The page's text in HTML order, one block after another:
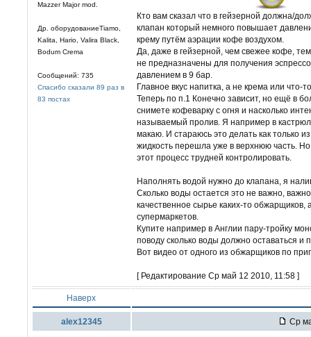
Mazzer Major mod.
Др. оборудованиеTiamo,
Kalita, Hario, Valira Black,
Bodum Crema
Сообщений: 735
Спасибо сказали 89 раз в
83 постах
Кто вам сказал что в гейзерной должна/
клапан который немного повышает
крему путём аэрации кофе воздухом.
Да, даже в гейзерной, чем свежее кофе,
не предназначены для получения
давлением в 9 бар.
Главное вкус напитка, а не крема или что-
Теперь по п.1 Конечно зависит, но ещё в
снимете кофеварку с огня и насколько
называемый пролив. Я например в
макаю. И стараюсь это делать как только
жидкость перешла уже в верхнюю часть.
этот процесс трудней контролировать.
Наполнять водой нужно до клапана, я
Сколько воды остается это не важно,
качественное сырье каких-то обжарщиков,
супермаркетов.
Купите например в Англии пару-тройку
поводу сколько воды должно оставаться и
Вот видео от одного из обжарщиков по
[ Редактирование Ср май 12 2010, 11:58 ]
Наверх
alex12345 Ср